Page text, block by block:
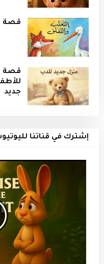
قصة
قصة
جديد
إشترك في قناتنا